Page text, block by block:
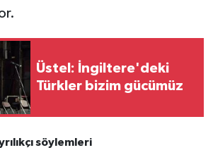
Üstel: İngiltere'deki
Türkler bizim gücümüz
söylemleri